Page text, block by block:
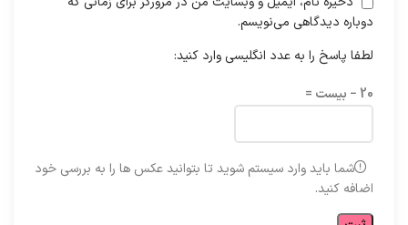
دوباره دیدگاهی می‌نویسم.
لطفا پاسخ را به عدد انگلیسی وارد کنید:
20 − بیست =
شما باید وارد سیستم شوید تا بتوانید عکس ها را به بررسی خود
اضافه کنید.